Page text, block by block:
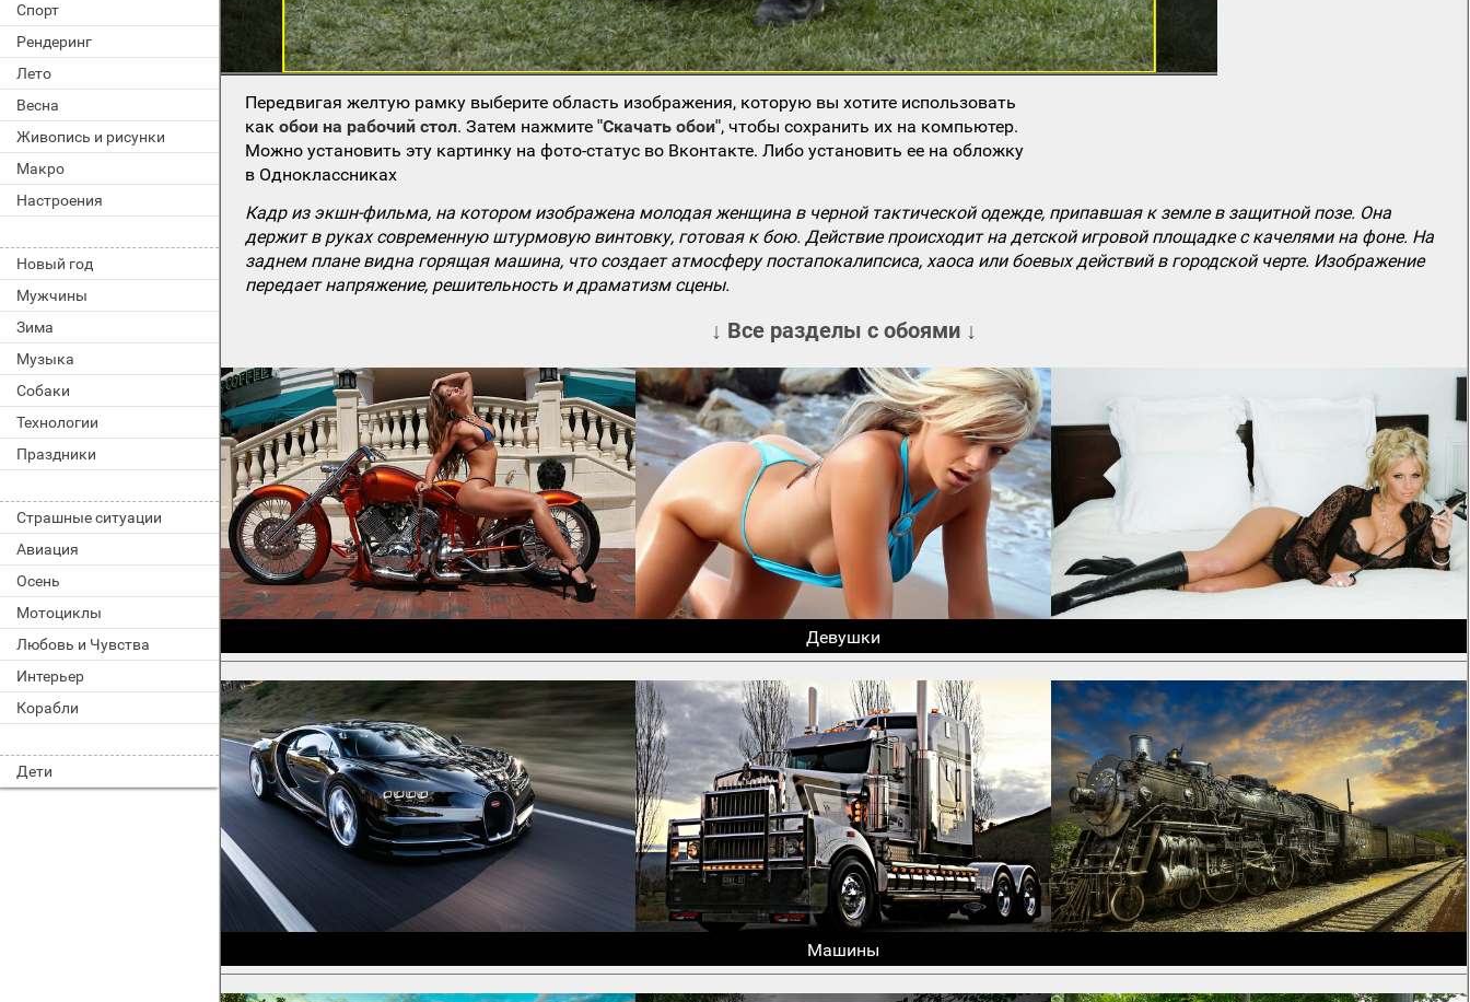
Спорт
Рендеринг
Лето
Весна
Живопись и рисунки
Макро
Настроения
Новый год
Мужчины
Зима
Музыка
Собаки
Технологии
Праздники
Страшные ситуации
Авиация
Осень
Мотоциклы
Любовь и Чувства
Интерьер
Корабли
Дети
Передвигая желтую рамку выберите область изображения, которую вы хотите использовать
какобои на рабочий стол. Затем нажмите"Скачать обои", чтобы сохранить их на компьютер.
Можно установить эту картинку на фото-статус во Вконтакте. Либо установить ее на обложку
в Одноклассниках
Кадр из экшн-фильма, на котором изображена молодая женщина в черной тактической одежде, припавшая к земле в защитной позе. Она
держит в руках современную штурмовую винтовку, готовая к бою. Действие происходит на детской игровой площадке с качелями на фоне. На
заднем плане видна горящая машина, что создает атмосферу постапокалипсиса, хаоса или боевых действий в городской черте. Изображение
передает напряжение, решительность и драматизм сцены.
↓ Все разделы с обоями ↓
Девушки
Машины